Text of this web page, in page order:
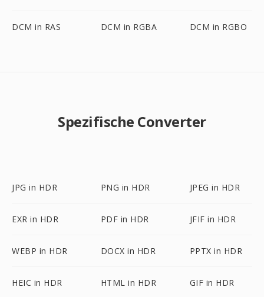
DCM in RAS DCM in RGBA DCM in RGBO
Spezifische Converter
JPG in HDR PNG in HDR JPEG in HDR
EXR in HDR PDF in HDR JFIF in HDR
WEBP in HDR DOCX in HDR PPTX in HDR
HEIC in HDR HTML in HDR GIF in HDR